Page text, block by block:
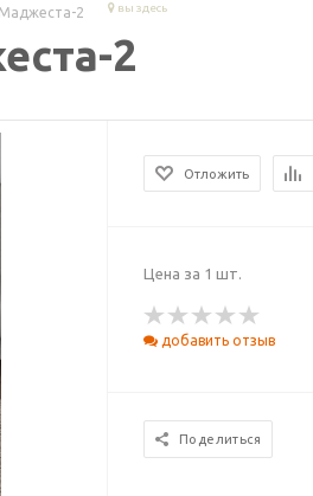
2 вы здесь
2
Отложить
Цена за 1 шт.
добавить отзыв
Поделиться